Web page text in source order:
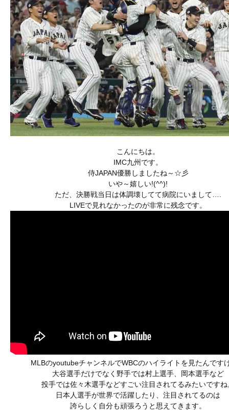
こんにちは。
IMC九州です。
侍JAPAN優勝しましたね～☆彡
いや～嬉しい!(^^)!
ただ、決勝戦当日は体調壊してて病院にいまして….
LIVEで見れなかったのが非常に残念です。
MLBのyoutubeチャンネルでWBCのハイライトを見たんです
大谷選手だけでなく野手では村上選手、岡本選手など
投手では佐々木選手などすごい注目されてるみたいですね
日本人選手が世界で活躍したり、注目されてるのは
誇らしく自分も頑張ろうと思えてきます。